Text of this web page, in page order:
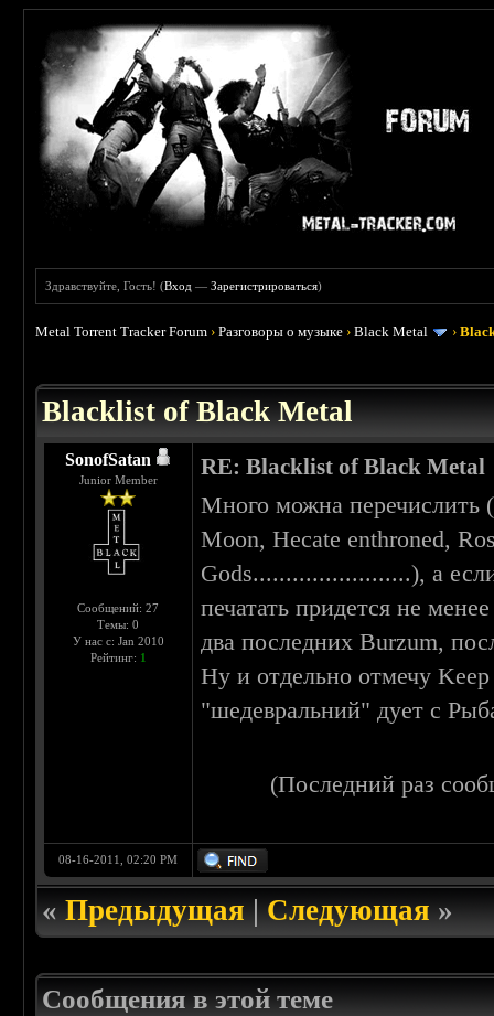
Здравствуйте, Гость! (Вход —Зарегистрироваться)
Metal Torrent Tracker Forum ›Разговоры о музыке ›Black Metal ›
Blacklist of Black Metal
SonofSatan
Junior Member
Сообщений: 27
Темы: 0
У нас с: Jan 2010
Рейтинг: 1
RE: Blacklist of Black Metal
Много можна перечислить
Moon, Hecate enthroned,
Gods........................), а
печатать придется не
два последних Burzum,
Ну и отдельно отмечу
"шедевральний" дует с
(Последний раз
08-16-2011, 02:20 PM
«Предыдущая|Следующая»
Сообщения в этой теме